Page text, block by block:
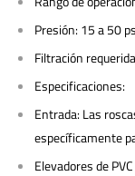
Presión: 15 a 50
Filtración
Especificaciones:
Entrada: Las
específicamente
Elevadores de